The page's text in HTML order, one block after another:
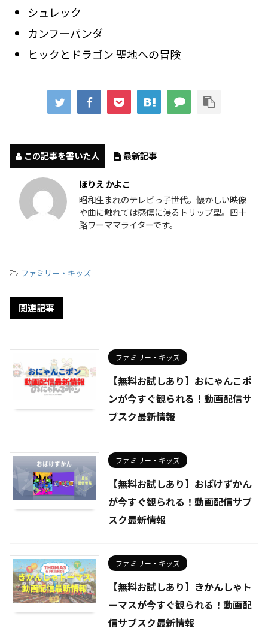
シュレック
カンフーパンダ
ヒックとドラゴン 聖地への冒険
この記事を書いた人 最新記事
ほりえ かよこ
昭和生まれのテレビっ子世代。懐かしい映像
や曲に触れては感傷に浸るトリップ型。四十
路ワーママライターです。
-ファミリー・キッズ
関連記事
ファミリー・キッズ
【無料お試しあり】おにゃんこポ
ンが今すぐ観られる！動画配信サ
ブスク最新情報
ファミリー・キッズ
【無料お試しあり】おばけずかん
が今すぐ観られる！動画配信サブ
スク最新情報
ファミリー・キッズ
【無料お試しあり】きかんしゃト
ーマスが今すぐ観られる！動画配
信サブスク最新情報